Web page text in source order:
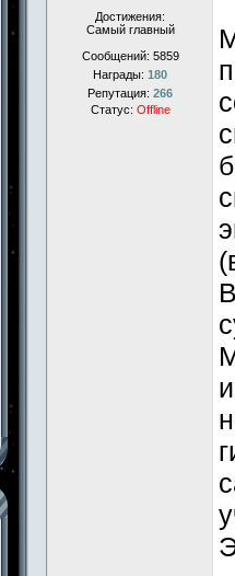
Достижения:
Самый главный
Сообщений: 5859
Награды: 180
Репутация: 266
Статус: Offline